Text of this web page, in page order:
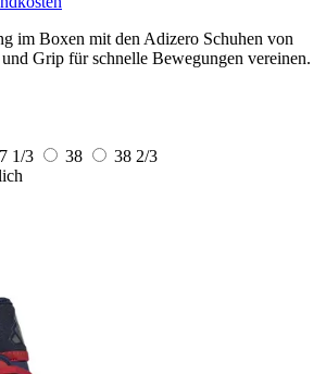
im Boxen mit den Adizero Schuhen von
Grip für schnelle Bewegungen vereinen.
1/3 38
38 2/3